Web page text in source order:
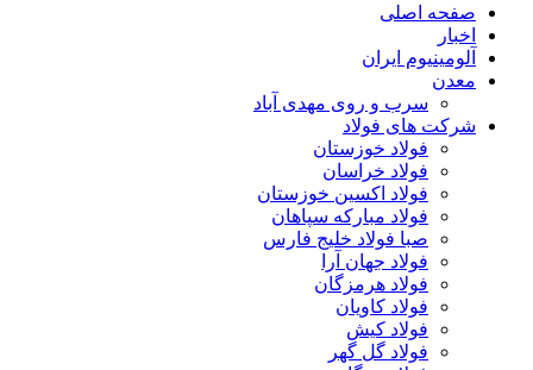
صفحه اصلی
اخبار
آلومینیوم ایران
معدن
سرب و روی مهدی آباد
شرکت های فولاد
فولاد خوزستان
فولاد خراسان
فولاد اکسین خوزستان
فولاد مبارکه سپاهان
صبا فولاد خلیج فارس
فولاد جهان آرا
فولاد هرمزگان
فولاد کاویان
فولاد کیش
فولاد گل گهر